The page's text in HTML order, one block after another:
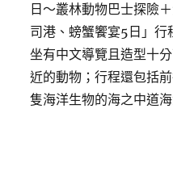
日～叢林動物巴士探險
司港、螃蟹饗宴5日」行
坐有中文導覽且造型十
近的動物；行程還包括
隻海洋生物的海之中道